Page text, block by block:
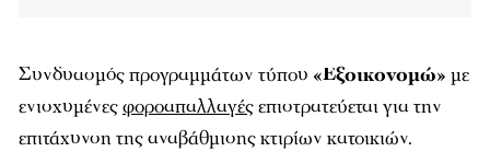
Συνδυασμός προγραμμάτων τύπου «Εξοικονομώ» με
ενισχυμένεςφοροαπαλλαγέςεπιστρατεύεται για την
επιτάχυνση της αναβάθμισης κτιρίων κατοικιών.